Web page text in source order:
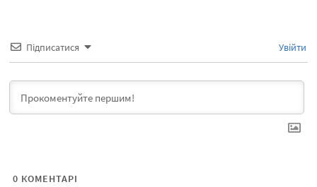
Підписатися Увійти
0 КОМЕНТАРІ